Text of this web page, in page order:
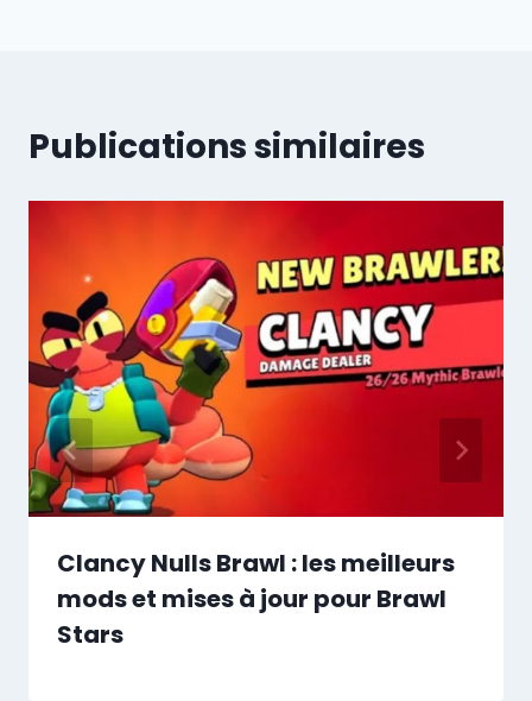
Publications similaires
Clancy Nulls Brawl : les meilleurs
mods et mises à jour pour Brawl
Stars